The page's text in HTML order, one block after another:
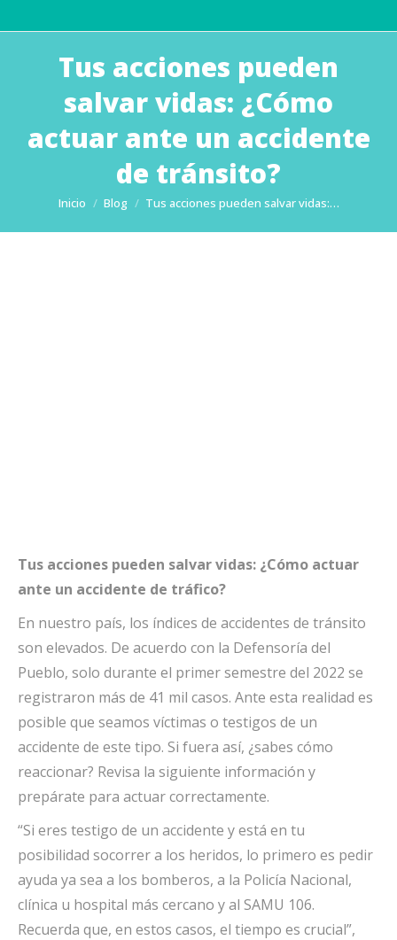
Tus acciones pueden
salvar vidas: ¿Cómo
actuar ante un accidente
de tránsito?
Estás aquí:
Inicio Blog Tus acciones pueden salvar vidas:…
Tus acciones pueden salvar vidas: ¿Cómo actuar
ante un accidente de tráfico?
En nuestro país, los índices de accidentes de tránsito
son elevados. De acuerdo con la Defensoría del
Pueblo, solo durante el primer semestre del 2022 se
registraron más de 41 mil casos. Ante esta realidad es
posible que seamos víctimas o testigos de un
accidente de este tipo. Si fuera así, ¿sabes cómo
reaccionar? Revisa la siguiente información y
prepárate para actuar correctamente.
“Si eres testigo de un accidente y está en tu
posibilidad socorrer a los heridos, lo primero es pedir
ayuda ya sea a los bomberos, a la Policía Nacional,
clínica u hospital más cercano y al SAMU 106.
Recuerda que, en estos casos, el tiempo es crucial”,